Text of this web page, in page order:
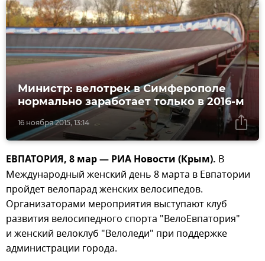
16 ноября 2015, 13:14
Министр: велотрек в Симферополе
нормально заработает только в 2016-м
ЕВПАТОРИЯ, 8 мар — РИА Новости (Крым). В
Международный женский день 8 марта в Евпатории
пройдет велопарад женских велосипедов.
Организаторами мероприятия выступают клуб
развития велосипедного спорта "ВелоЕвпатория"
и женский велоклуб "Велоледи" при поддержке
администрации города.